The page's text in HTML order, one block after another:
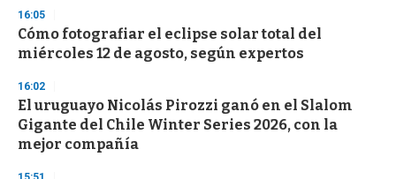
3
s
c
n
d
s
16:05
Cómo fotografiar el eclipse solar total del
miércoles 12 de agosto, según expertos
16:02
El uruguayo Nicolás Pirozzi ganó en el Slalom
Gigante del Chile Winter Series 2026, con la
mejor compañía